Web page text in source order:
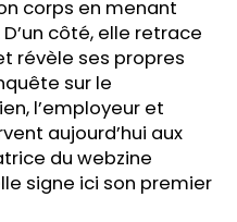
corps en menant
côté, elle retrace
révèle ses propres
sur le
l’employeur et
aujourd’hui aux
du webzine
signe ici son premier